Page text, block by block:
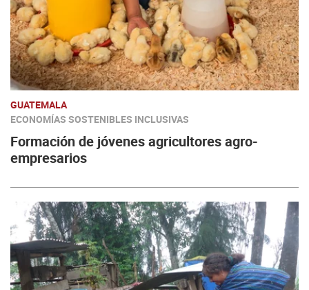
GUATEMALA
ECONOMÍAS SOSTENIBLES INCLUSIVAS
Formación de jóvenes agricultores agro-
empresarios